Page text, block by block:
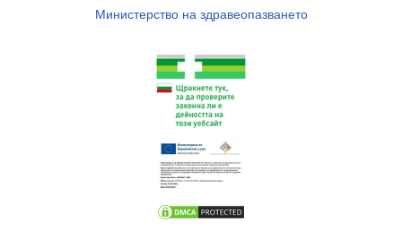
Министерство на здравеопазването